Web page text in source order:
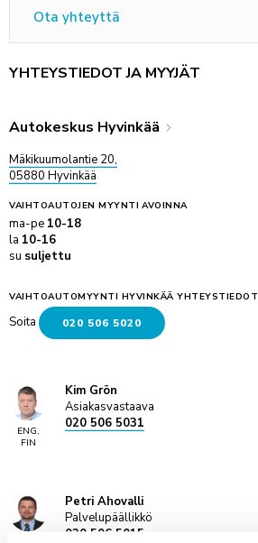
Ota yhteyttä
YHTEYSTIEDOT JA MYYJÄT
Autokeskus Hyvinkää
Mäkikuumolantie 20,
05880 Hyvinkää
VAIHTOAUTOJEN MYYNTI AVOINNA
ma-pe 10-18
la 10-16
su suljettu
VAIHTOAUTOMYYNTI HYVINKÄÄ YHTEYSTIEDOT
Soita 020 506 5020
ENG,
FIN
Kim Grön
Asiakasvastaava
020 506 5031
Petri Ahovalli
Palvelupäällikkö
020 506 5015